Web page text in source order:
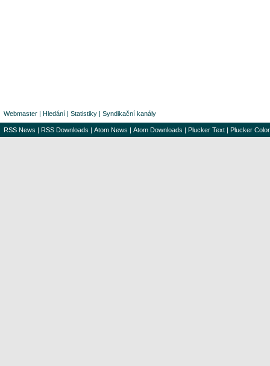
Webmaster | Hledání | Statistiky | Syndikační kanály
RSS News | RSS Downloads | Atom News | Atom Downloads | Plucker Text | Plucker Color